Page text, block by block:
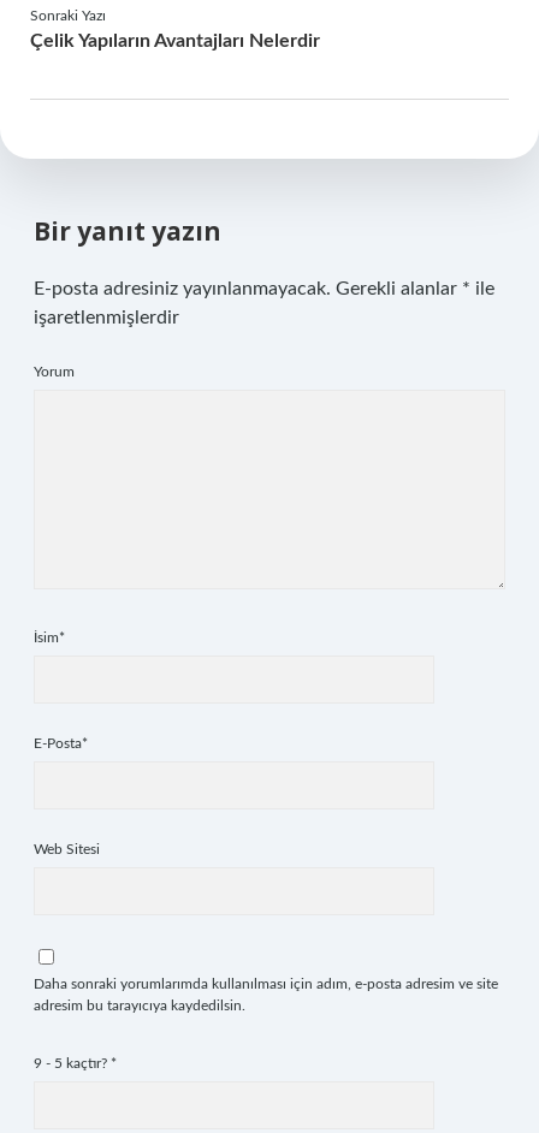
Sonraki Yazı
Çelik Yapıların Avantajları Nelerdir
Bir yanıt yazın
E-posta adresiniz yayınlanmayacak. Gerekli alanlar * ile
işaretlenmişlerdir
Yorum
İsim*
E-Posta*
Web Sitesi
Daha sonraki yorumlarımda kullanılması için adım, e-posta adresim ve site
adresim bu tarayıcıya kaydedilsin.
9 - 5 kaçtır? *